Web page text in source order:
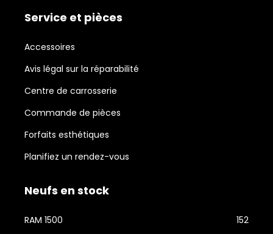
Service et pièces
Accessoires
Avis légal sur la réparabilité
Centre de carrosserie
Commande de pièces
Forfaits esthétiques
Planifiez un rendez-vous
Neufs en stock
RAM 1500
152